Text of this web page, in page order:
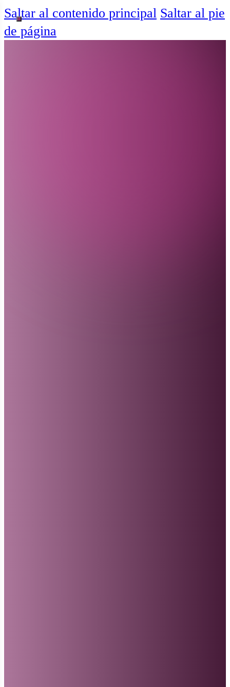
Saltar al contenido principal Saltar al pie
de página